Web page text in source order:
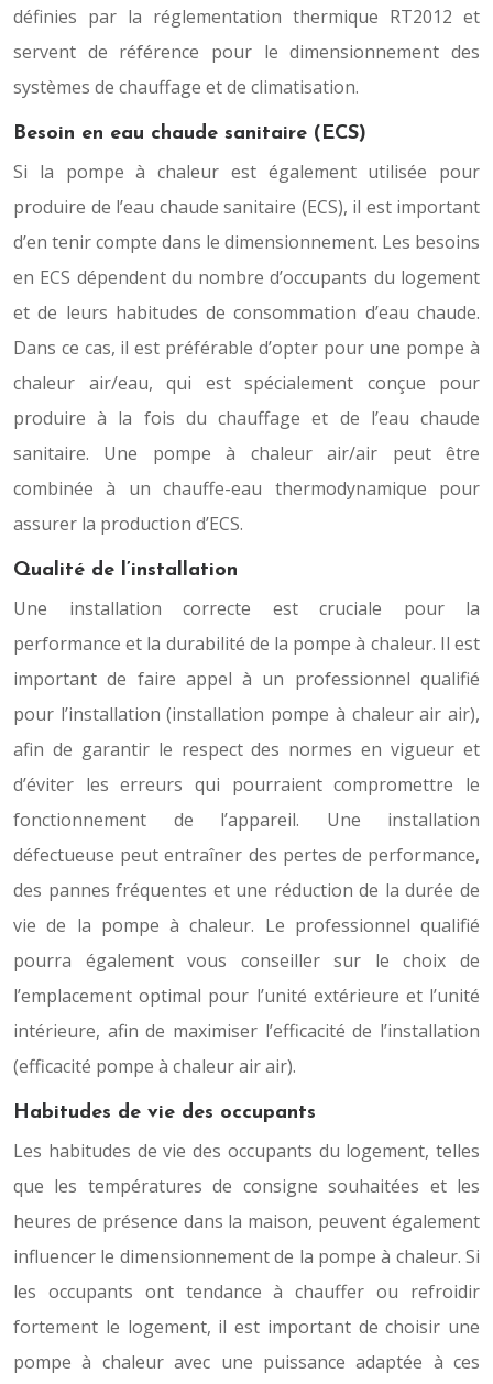
définies par la réglementation thermique RT2012 et
servent de référence pour le dimensionnement des
systèmes de chauffage et de climatisation.
Besoin en eau chaude sanitaire (ECS)
Si la pompe à chaleur est également utilisée pour
produire de l’eau chaude sanitaire (ECS), il est important
d’en tenir compte dans le dimensionnement. Les besoins
en ECS dépendent du nombre d’occupants du logement
et de leurs habitudes de consommation d’eau chaude.
Dans ce cas, il est préférable d’opter pour une pompe à
chaleur air/eau, qui est spécialement conçue pour
produire à la fois du chauffage et de l’eau chaude
sanitaire. Une pompe à chaleur air/air peut être
combinée à un chauffe-eau thermodynamique pour
assurer la production d’ECS.
Qualité de l’installation
Une installation correcte est cruciale pour la
performance et la durabilité de la pompe à chaleur. Il est
important de faire appel à un professionnel qualifié
pour l’installation (installation pompe à chaleur air air),
afin de garantir le respect des normes en vigueur et
d’éviter les erreurs qui pourraient compromettre le
fonctionnement de l’appareil. Une installation
défectueuse peut entraîner des pertes de performance,
des pannes fréquentes et une réduction de la durée de
vie de la pompe à chaleur. Le professionnel qualifié
pourra également vous conseiller sur le choix de
l’emplacement optimal pour l’unité extérieure et l’unité
intérieure, afin de maximiser l’efficacité de l’installation
(efficacité pompe à chaleur air air).
Habitudes de vie des occupants
Les habitudes de vie des occupants du logement, telles
que les températures de consigne souhaitées et les
heures de présence dans la maison, peuvent également
influencer le dimensionnement de la pompe à chaleur. Si
les occupants ont tendance à chauffer ou refroidir
fortement le logement, il est important de choisir une
pompe à chaleur avec une puissance adaptée à ces